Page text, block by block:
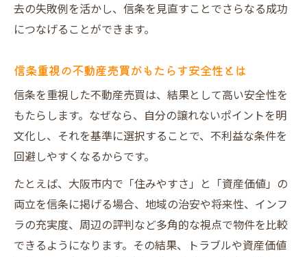
去の失敗例を活かし、信条を見直すことでさらなる成功
につなげることができます。
信条重視の不動産売買がもたらす安全性とは
信条を重視した不動産売買は、結果として高い安全性を
もたらします。なぜなら、自分の譲れないポイントを明
文化し、それを基準に選択することで、不利益な条件を
回避しやすくなるからです。
たとえば、大阪市内で「住みやすさ」と「資産価値」の
両立を信条に掲げる場合、地域の治安や将来性、インフ
ラの充実度、周辺の評判など多角的な視点で物件を比較
できるようになります。その結果、トラブルや資産価値